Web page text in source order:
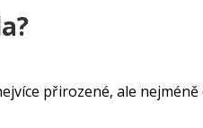
přirozené, ale nejméně